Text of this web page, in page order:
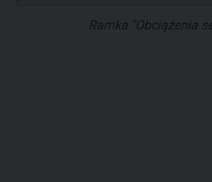
Ramka "Obciążenia